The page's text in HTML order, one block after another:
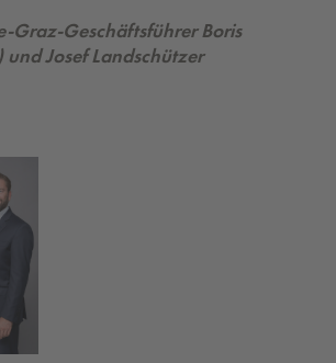
Graz-Geschäftsführer Boris
und Josef Landschützer